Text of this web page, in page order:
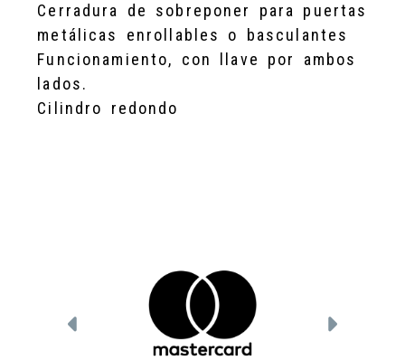
Cerradura de sobreponer para puertas
metálicas enrollables o basculantes
Funcionamiento, con llave por ambos
lados.
Cilindro redondo
Anterior